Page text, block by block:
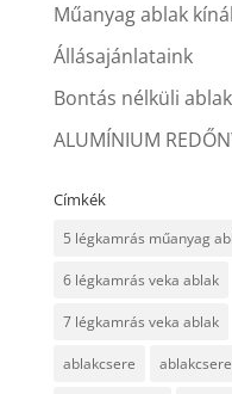
Műanyag ablak
Állásajánlataink
Bontás nélküli
ALUMÍNIUM
Címkék
5 légkamrás műanyag
6 légkamrás veka ablak
7 légkamrás veka ablak
ablakcsere